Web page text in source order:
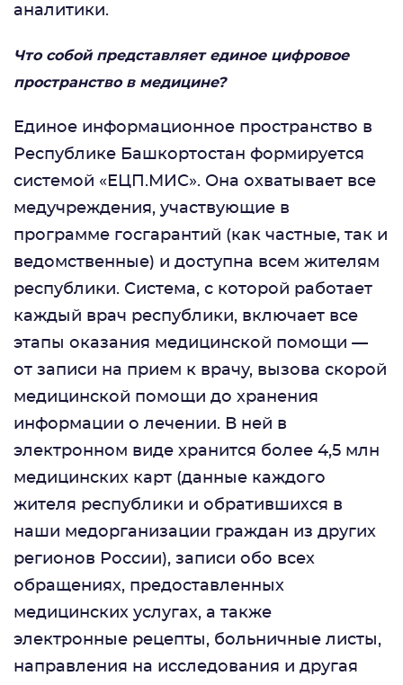
аналитики.
Что собой представляет единое цифровое
пространство в медицине?
Единое информационное пространство в
Республике Башкортостан формируется
системой «ЕЦП.МИС». Она охватывает все
медучреждения, участвующие в
программе госгарантий (как частные, так и
ведомственные) и доступна всем жителям
республики. Система, с которой работает
каждый врач республики, включает все
этапы оказания медицинской помощи —
от записи на прием к врачу, вызова скорой
медицинской помощи до хранения
информации о лечении. В ней в
электронном виде хранится более 4,5 млн
медицинских карт (данные каждого
жителя республики и обратившихся в
наши медорганизации граждан из других
регионов России), записи обо всех
обращениях, предоставленных
медицинских услугах, а также
электронные рецепты, больничные листы,
направления на исследования и другая